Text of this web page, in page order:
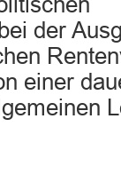
der
einer